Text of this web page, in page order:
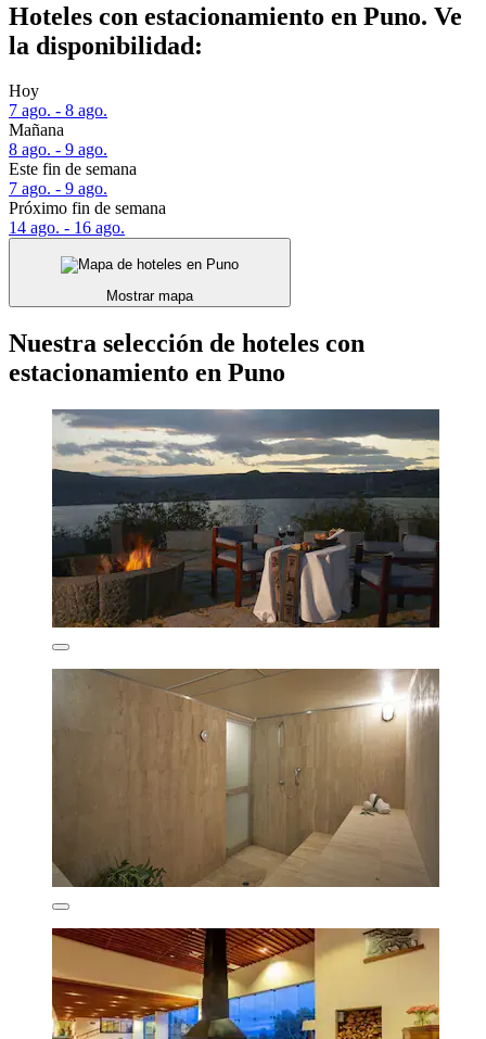
Hoteles con estacionamiento en Puno. Ve
la disponibilidad:
Hoy
7 ago. - 8 ago.
Mañana
8 ago. - 9 ago.
Este fin de semana
7 ago. - 9 ago.
Próximo fin de semana
14 ago. - 16 ago.
Mostrar mapa
Nuestra selección de hoteles con
estacionamiento en Puno